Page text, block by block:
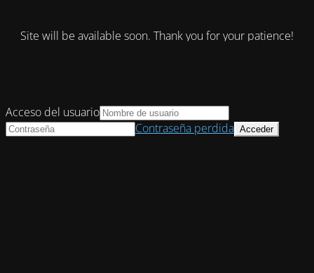
Site will be available soon. Thank you for your patience!
Acceso del usuario
Contraseña perdida